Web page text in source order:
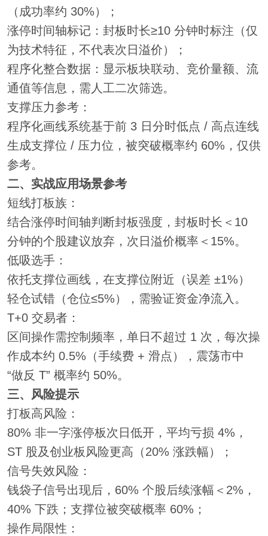
（成功率约 30%）；
涨停时间轴标记：封板时长≥10 分钟时标注（仅
为技术特征，不代表次日溢价）；
程序化整合数据：显示板块联动、竞价量额、流
通值等信息，需人工二次筛选。
支撑压力参考：
程序化画线系统基于前 3 日分时低点 / 高点连线
生成支撑位 / 压力位，被突破概率约 60%，仅供
参考。
二、实战应用场景参考
短线打板族：
结合涨停时间轴判断封板强度，封板时长＜10
分钟的个股建议放弃，次日溢价概率＜15%。
低吸选手：
依托支撑位画线，在支撑位附近（误差 ±1%）
轻仓试错（仓位≤5%），需验证资金净流入。
T+0 交易者：
区间操作需控制频率，单日不超过 1 次，每次操
作成本约 0.5%（手续费 + 滑点），震荡市中
“做反 T” 概率约 50%。
三、风险提示
打板高风险：
80% 非一字涨停板次日低开，平均亏损 4%，
ST 股及创业板风险更高（20% 涨跌幅）；
信号失效风险：
钱袋子信号出现后，60% 个股后续涨幅＜2%，
40% 下跌；支撑位被突破概率 60%；
操作局限性：